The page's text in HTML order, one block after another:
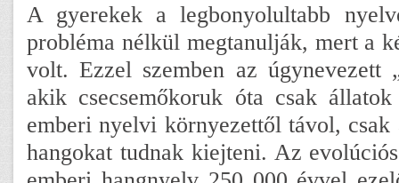
A gyerekek a legbonyolultabb
probléma nélkül megtanulják, mert a
volt. Ezzel szemben az úgynevezett
akik csecsemőkoruk óta csak
emberi nyelvi környezettől távol,
hangokat tudnak kiejteni. Az